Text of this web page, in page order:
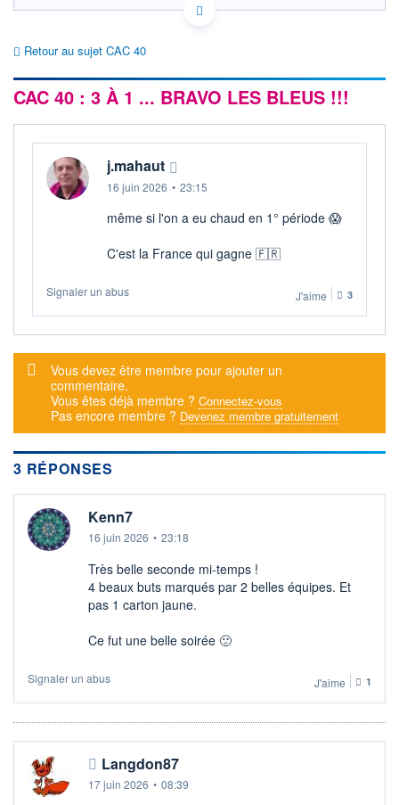
EURONEXT PARIS DONNÉES TEMPS RÉEL
11h53
OUVERTURE
8 669,29
8 699,71
+HAUT 1ER
JANVIER
8 742,53 7 505,27
3 698 M€ 06.08.26 / 18:05:02
+ ALERTE
Retour au sujet CAC 40
CAC 40 : 3 À 1 ... BRAVO LES BLEUS !!!
j.mahaut
16 juin 2026 • 23:15
même si l'on a eu chaud en 1° période 😱​
C'est la France qui gagne 🇫🇷
Signaler un abus J'aime 3
Message d'alerte
Vous devez être membre pour ajouter un
commentaire.
Vous êtes déjà membre ? Connectez-vous
Pas encore membre ? Devenez membre gratuitement
3 RÉPONSES
Kenn7
16 juin 2026 • 23:18
Très belle seconde mi-temps !
4 beaux buts marqués par 2 belles équipes. Et
pas 1 carton jaune.
Ce fut une belle soirée 🙂
Signaler un abus J'aime 1
Langdon87
17 juin 2026 • 08:39